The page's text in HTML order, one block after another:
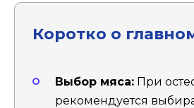
Коротко о
Выбор мяса: При
рекомендуется